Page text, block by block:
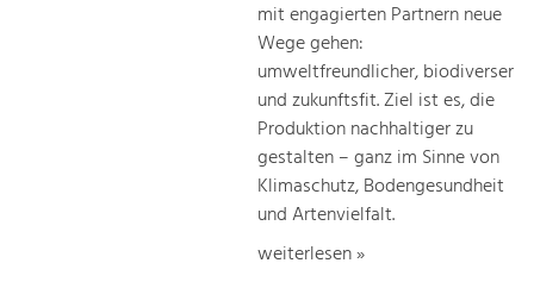
mit engagierten Partnern neue
Wege gehen:
umweltfreundlicher, biodiverser
und zukunftsfit. Ziel ist es, die
Produktion nachhaltiger zu
gestalten – ganz im Sinne von
Klimaschutz, Bodengesundheit
und Artenvielfalt.
weiterlesen »